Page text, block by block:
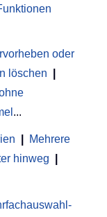
oder
löschen
...
Mehrere
hinweg